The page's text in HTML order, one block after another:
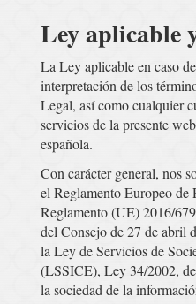
Ley aplicable
La Ley aplicable en caso
interpretación de los
Legal, así como cualquier
servicios de la presente
española.
Con carácter general, nos
el Reglamento Europeo
Reglamento (UE) 2016/
del Consejo de 27 de abril
la Ley de Servicios de
(LSSICE), Ley 34/2002,
la sociedad de la